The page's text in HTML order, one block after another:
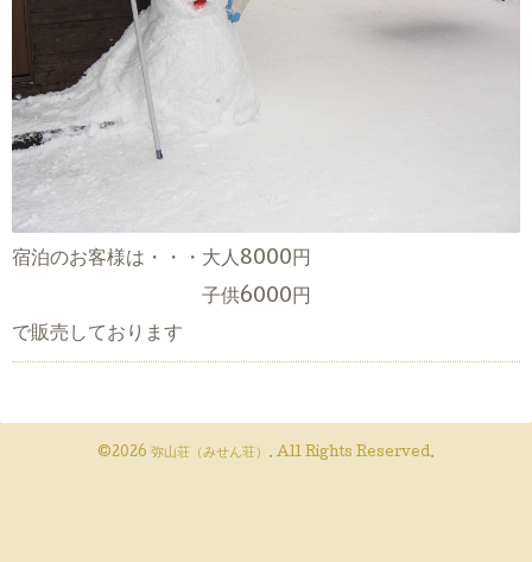
宿泊のお客様は・・・大人8000円
子供6000円
で販売しております
©2026 弥山荘（みせん荘） . All Rights Reserved.